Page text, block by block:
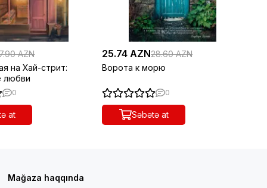
AZN
на Хай-стрит:
любви
0
at
25.74 AZN28.60 AZN
Ворота к морю
0
Səbətə at
Mağaza haqqında